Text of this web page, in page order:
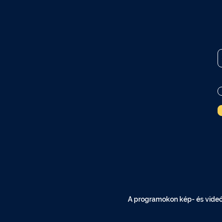
A programokon kép- és